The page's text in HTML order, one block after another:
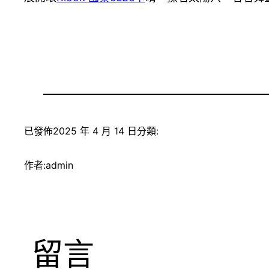
已發佈2025 年 4 月 14 日 分類:
作者:admin
留言